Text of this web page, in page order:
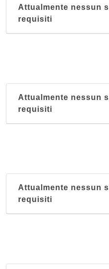
Attualmente nessun
requisiti
Attualmente nessun
requisiti
Attualmente nessun
requisiti